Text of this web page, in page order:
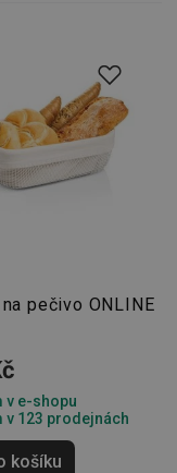
pečivo ONLINE
v e-shopu
v 123 prodejnách
košíku
Google